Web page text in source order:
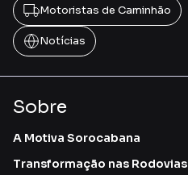
Motoristas de Caminhão
Notícias
Sobre
A Motiva Sorocabana
Transformação nas Rodovias